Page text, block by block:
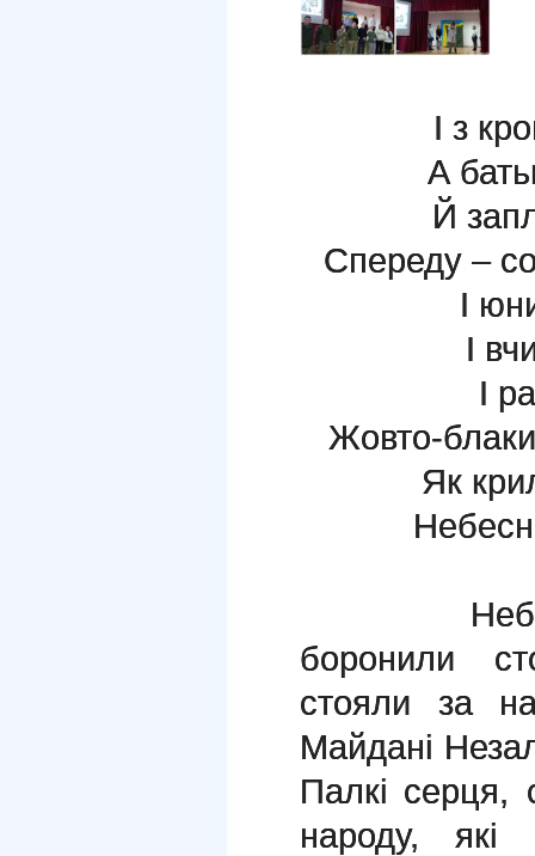
І з
А
Й
Спереду –
І
І
І
Жовто-
Як
Небесна
боронили
стояли за
Майдані
Палкі серця,
народу, які